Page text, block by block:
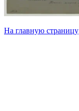
На главную страницу